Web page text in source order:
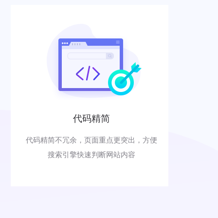
代码精简
代码精简不冗余，页面重点更突出，方便
搜索引擎快速判断网站内容